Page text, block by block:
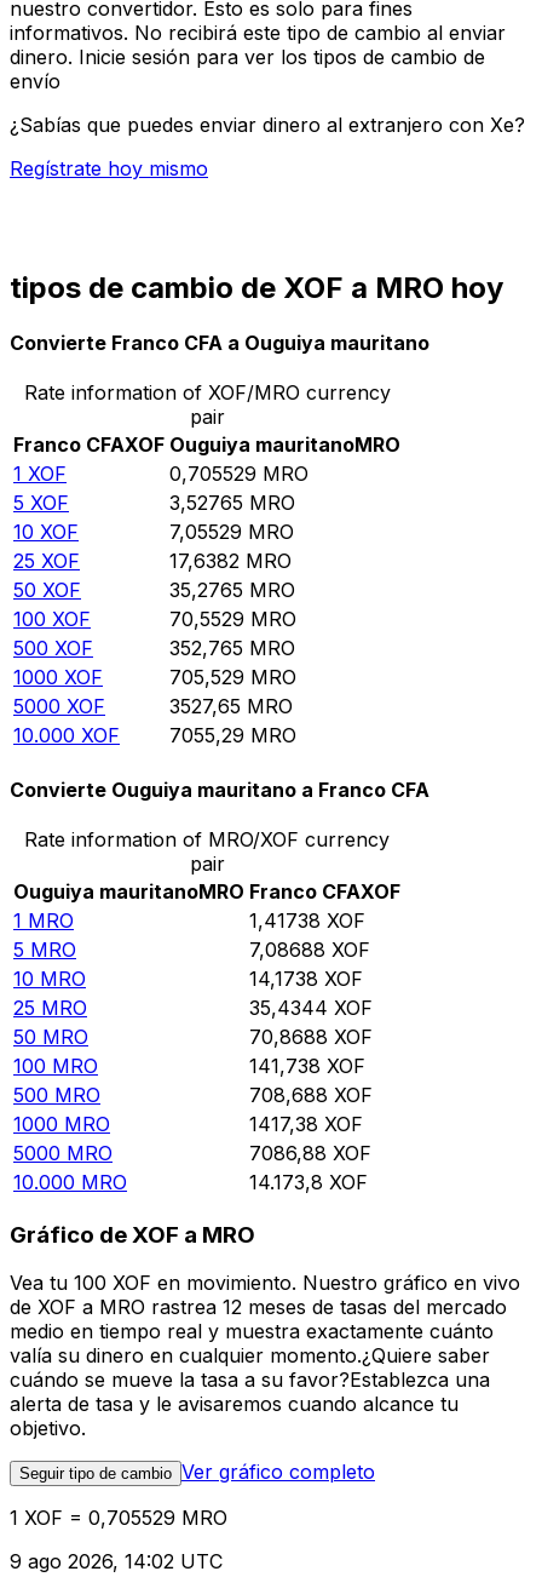
nuestro convertidor. Esto es solo para fines
informativos. No recibirá este tipo de cambio al enviar
dinero. Inicie sesión para ver los tipos de cambio de
envío
¿Sabías que puedes enviar dinero al extranjero con Xe?
Regístrate hoy mismo
tipos de cambio de XOF a MRO hoy
Convierte Franco CFA a Ouguiya mauritano
Rate information of XOF/MRO currency
pair
Franco CFAXOF Ouguiya mauritanoMRO
1 XOF 0,705529 MRO
5 XOF 3,52765 MRO
10 XOF 7,05529 MRO
25 XOF 17,6382 MRO
50 XOF 35,2765 MRO
100 XOF 70,5529 MRO
500 XOF 352,765 MRO
1000 XOF 705,529 MRO
5000 XOF 3527,65 MRO
10.000 XOF 7055,29 MRO
Convierte Ouguiya mauritano a Franco CFA
Rate information of MRO/XOF currency
pair
Ouguiya mauritanoMRO Franco CFAXOF
1 MRO 1,41738 XOF
5 MRO 7,08688 XOF
10 MRO 14,1738 XOF
25 MRO 35,4344 XOF
50 MRO 70,8688 XOF
100 MRO 141,738 XOF
500 MRO 708,688 XOF
1000 MRO 1417,38 XOF
5000 MRO 7086,88 XOF
10.000 MRO 14.173,8 XOF
Gráfico de XOF a MRO
Vea tu 100 XOF en movimiento. Nuestro gráfico en vivo
de XOF a MRO rastrea 12 meses de tasas del mercado
medio en tiempo real y muestra exactamente cuánto
valía su dinero en cualquier momento.¿Quiere saber
cuándo se mueve la tasa a su favor?Establezca una
alerta de tasa y le avisaremos cuando alcance tu
objetivo.
Seguir tipo de cambio Ver gráfico completo
1 XOF = 0,705529 MRO
9 ago 2026, 14:02 UTC